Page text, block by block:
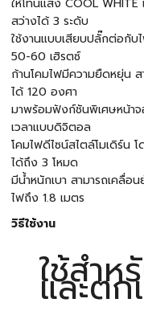
ให้โทนแสง COOL
สว่างได้ 3 ระดับ
ใช้งานแบบเสียบปลั๊กต่อกั
50-60 เฮิรตซ์
ก้านโคมไฟมีความยืดหยุ่น
ได้ 120 องศา
มาพร้อมฟังก์ชันพิเศษหน้า
เวลาแบบดิจิตอล
โคมไฟดีไซน์สไตล์โมเดิร์น
ได้ถึง 3 โหมด
มีน้ำหนักเบา สามารถเคลื่อ
ไฟถึง 1.8 เมตร
วิธีใช้งาน
ใช้สำห
และต